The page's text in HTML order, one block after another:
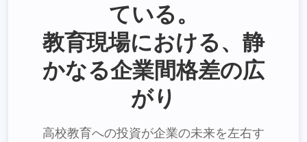
ている。
教育現場における、静
かなる企業間格差の広
がり
高校教育への投資が企業の未来を左右す